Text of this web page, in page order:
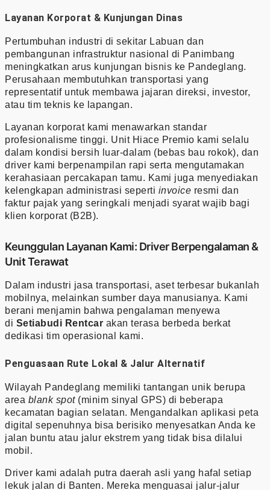
Layanan Korporat & Kunjungan Dinas
Pertumbuhan industri di sekitar Labuan dan
pembangunan infrastruktur nasional di Panimbang
meningkatkan arus kunjungan bisnis ke Pandeglang.
Perusahaan membutuhkan transportasi yang
representatif untuk membawa jajaran direksi, investor,
atau tim teknis ke lapangan.
Layanan korporat kami menawarkan standar
profesionalisme tinggi. Unit Hiace Premio kami selalu
dalam kondisi bersih luar-dalam (bebas bau rokok), dan
driver kami berpenampilan rapi serta mengutamakan
kerahasiaan percakapan tamu. Kami juga menyediakan
kelengkapan administrasi seperti invoice resmi dan
faktur pajak yang seringkali menjadi syarat wajib bagi
klien korporat (B2B).
Keunggulan Layanan Kami: Driver Berpengalaman &
Unit Terawat
Dalam industri jasa transportasi, aset terbesar bukanlah
mobilnya, melainkan sumber daya manusianya. Kami
berani menjamin bahwa pengalaman menyewa
di Setiabudi Rentcar akan terasa berbeda berkat
dedikasi tim operasional kami.
Penguasaan Rute Lokal & Jalur Alternatif
Wilayah Pandeglang memiliki tantangan unik berupa
area blank spot(minim sinyal GPS) di beberapa
kecamatan bagian selatan. Mengandalkan aplikasi peta
digital sepenuhnya bisa berisiko menyesatkan Anda ke
jalan buntu atau jalur ekstrem yang tidak bisa dilalui
mobil.
Driver kami adalah putra daerah asli yang hafal setiap
lekuk jalan di Banten. Mereka menguasai jalur-jalur